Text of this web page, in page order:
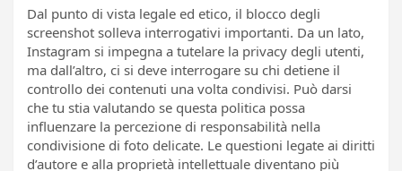
Dal punto di vista legale ed etico, il blocco degli
screenshot solleva interrogativi importanti. Da un lato,
Instagram si impegna a tutelare la privacy degli utenti,
ma dall’altro, ci si deve interrogare su chi detiene il
controllo dei contenuti una volta condivisi. Può darsi
che tu stia valutando se questa politica possa
influenzare la percezione di responsabilità nella
condivisione di foto delicate. Le questioni legate ai diritti
d’autore e alla proprietà intellettuale diventano più